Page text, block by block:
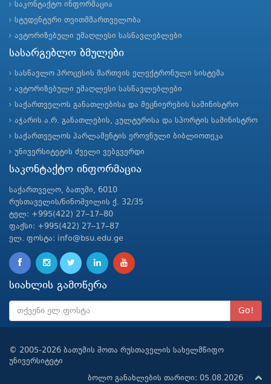
საკონტაქტო ინფორმაცია
სტუდენტური თვითმმართველობა
ავტორიზებული უმაღლესი სასწავლებლები
სასარგებლო ბმულები
სასწავლო პროცესის მართვის ელექტრონული სისტემა
ავტორიზებული უმაღლესი სასწავლებლები
საქართველოს განათლებისა და მეცნიერების სამინისტრო
აჭარის ა.რ. განათლების, კულტურისა და სპორტის სამინისტრო
საქართველოს პარლამენტის ეროვნული ბიბლიოთეკა
უნივერსიტეტის ძველი ვებგვერდი
საკონტაქტო ინფორმაცია
საქართველო, ბათუმი, 6010
რუსთაველის/ნინოშვილის ქ. 32/35
ტელ: +995(422) 27–17–80
ფაქსი: +995(422) 27–17–87
ელ. ფოსტა: info@bsu.edu.ge
სიახლის გამოწერა
Go!
© 2005-2026 ბათუმის შოთა რუსთაველის სახელმწიფო
უნივერსიტეტი
ბოლო განახლების თარიღი: 05.08.2026